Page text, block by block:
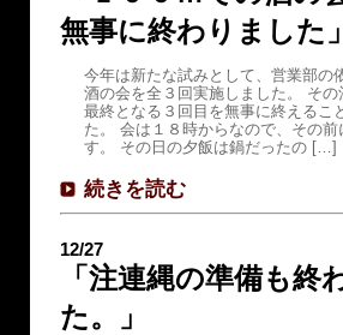
無事に終わりました」
今年は新たな試みとして、営業部の
酒の会を全３回実施しました。 その
最終となる３回目を無事に終えるこ
た。 会は１８時からなので、その
す。 その日の夕飯は鍋だったの […]
続きを読む
12/27
「注連縄の準備も終
た。」